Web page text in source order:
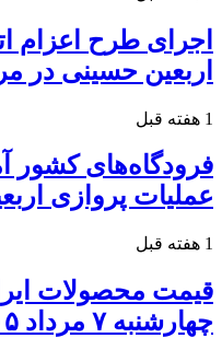
اجرای طرح اعزام
اربعین حسینی در
1 هفته قبل
فرودگاه‌های کشور
عملیات پروازی
1 هفته قبل
قیمت محصولات
چهارشنبه ۷ مرداد ۱۴۰۵